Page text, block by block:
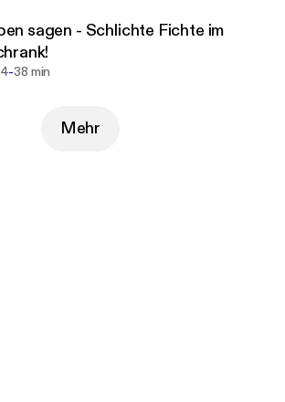
sagen - Schlichte Fichte im
-38 min
Mehr